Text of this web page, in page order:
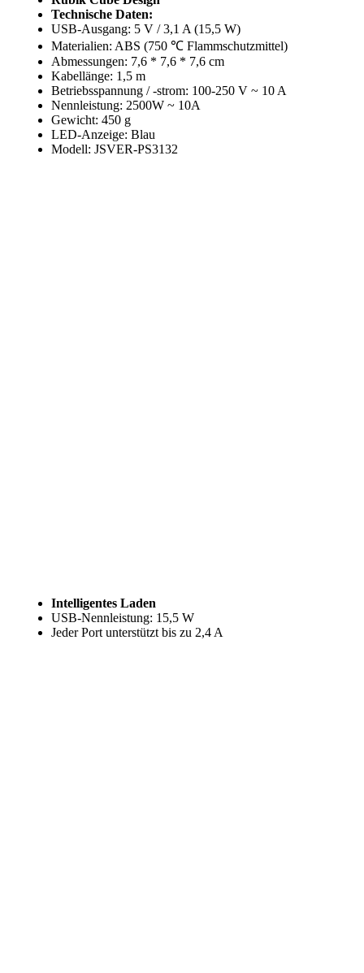
Technische Daten:
USB-Ausgang: 5 V / 3,1 A (15,5 W)
Materialien: ABS (750 ℃ Flammschutzmittel)
Abmessungen: 7,6 * 7,6 * 7,6 cm
Kabellänge: 1,5 m
Betriebsspannung / -strom: 100-250 V ~ 10 A
Nennleistung: 2500W ~ 10A
Gewicht: 450 g
LED-Anzeige: Blau
Modell: JSVER-PS3132
Intelligentes Laden
USB-Nennleistung: 15,5 W
Jeder Port unterstützt bis zu 2,4 A